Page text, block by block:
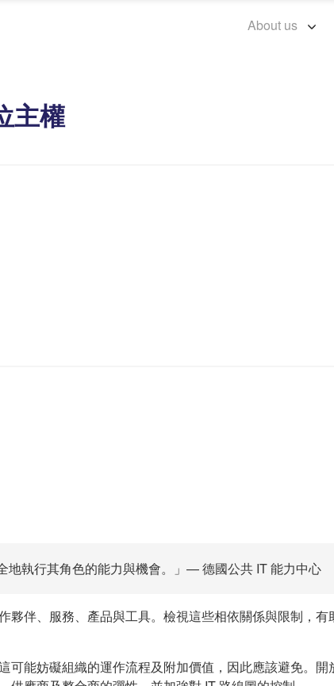
About us
主權
地執行其角色的能力與機會。」— 德國公共 IT 能力中心
夥伴、服務、產品與工具。檢視這些相依關係與限制，
可能妨礙組織的運作流程及附加價值，因此應該避免。